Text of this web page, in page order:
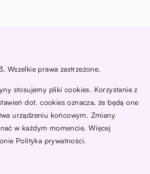
Wszelkie prawa zastrzeżone.
stosujemy pliki cookies. Korzystanie z
dot. cookies oznacza, że będą one
urządzeniu końcowym. Zmiany
w każdym momencie. Więcej
Polityka prywatności.